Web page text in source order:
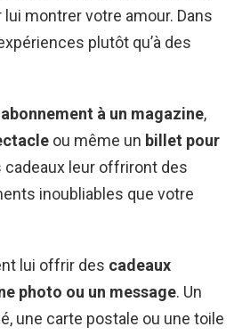
montrer votre amour. Dans
plutôt qu’à des
à un magazine,
ou même un billet pour
cadeaux leur offriront des
inoubliables que votre
lui offrir des cadeaux
photo ou un message. Un
une carte postale ou une toile